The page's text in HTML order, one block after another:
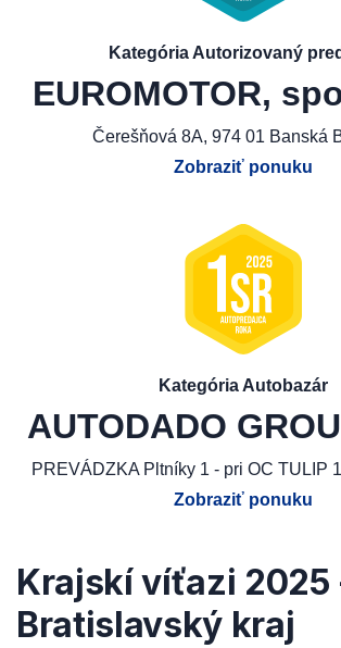
Kategória Autorizovaný
EUROMOTOR,
Čerešňová 8A, 974 01 Banská
Zobraziť ponuku
Kategória Autobazár
AUTODADO
PREVÁDZKA Pltníky 1 - pri OC TULIP
Zobraziť ponuku
Krajskí víťazi 2025
Bratislavský kraj